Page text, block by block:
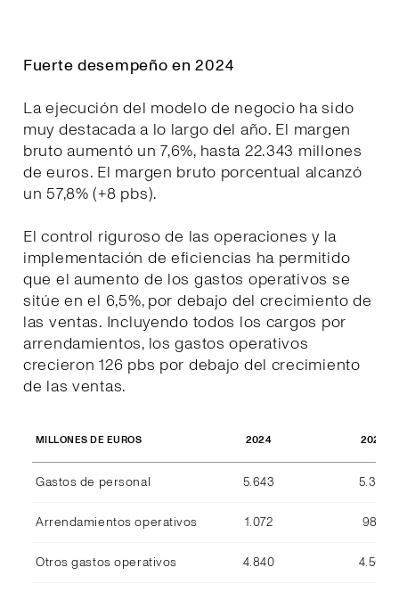
Fuerte desempeño en 2024
La ejecución del modelo de negocio ha sido
muy destacada a lo largo del año. El margen
bruto aumentó un 7,6%, hasta 22.343 millones
de euros. El margen bruto porcentual alcanzó
un 57,8% (+8 pbs).
El control riguroso de las operaciones y la
implementación de eficiencias ha permitido
que el aumento de los gastos operativos se
sitúe en el 6,5%, por debajo del crecimiento de
las ventas. Incluyendo todos los cargos por
arrendamientos, los gastos operativos
crecieron 126 pbs por debajo del crecimiento
de las ventas.
MILLONES DE EUROS 2024 2023
Gastos de personal 5.643 5.357
Arrendamientos operativos 1.072 989
Otros gastos operativos 4.840 4.507